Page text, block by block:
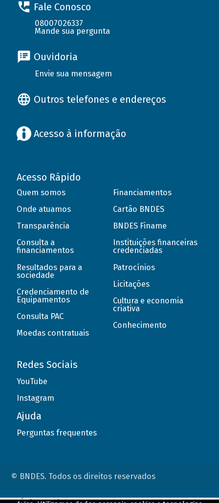
Fale Conosco
08007026337
Mande sua pergunta
Ouvidoria
Envie sua mensagem
Outros telefones e endereços
Acesso à informação
Acesso Rápido
Quem somos
Onde atuamos
Transparência
Consulta a
financiamentos
Resultados para a
sociedade
Credenciamento de
Equipamentos
Consulta PAC
Moedas contratuais
Financiamentos
Cartão BNDES
BNDES Finame
Instituições financeiras
credenciadas
Patrocínios
Licitações
Cultura e economia
criativa
Conhecimento
Redes Sociais
YouTube
Instagram
Ajuda
Perguntas frequentes
© BNDES. Todos os direitos reservados